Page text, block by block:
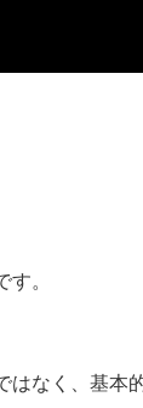
。
なく、基本